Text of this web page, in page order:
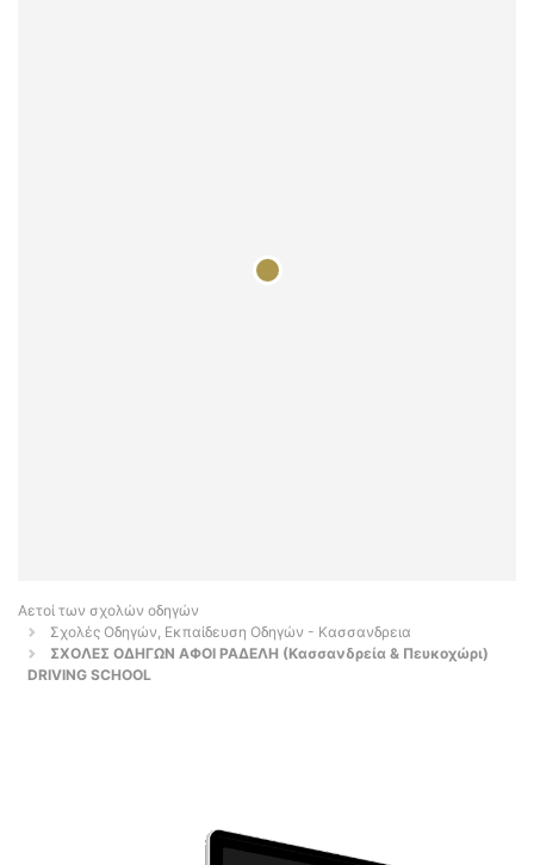
Αετοί των σχολών οδηγών
Σχολές Οδηγών, Εκπαίδευση Οδηγών - Κασσανδρεια
ΣΧΟΛΕΣ ΟΔΗΓΩΝ ΑΦΟΙ ΡΑΔΕΛΗ (Κασσανδρεία & Πευκοχώρι)
DRIVING SCHOOL